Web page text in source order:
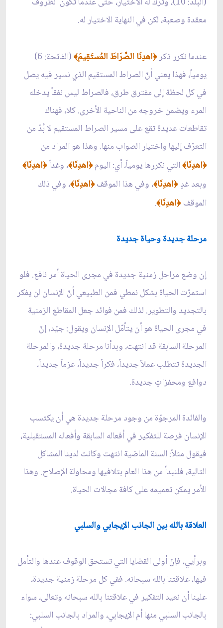
معقدة وصعبة، لكن في النهاية الاختيار له.
عندما نكرر ذكر ﴿اهدِنَا الصِّرَاطَ المُستَقِيمَ﴾
(الفاتحة: 6)
يومياً، فهذا يعني أنّ الصراط المستقيم الذي نسير فيه يصل
في كل لحظة إلى مفترق طرق، فالصراط ليس نفقاً يدخله
المرء ويضمن خروجه من الناحية الأخرى. كلا، فهناك
تقاطعات عديدة تقع على مسير الصراط المستقيم لا بُدّ من
التعرّف إليها واختيار الصواب منها. وهذا هو المراد من
﴿اهدِنَا﴾التي نكررها يومياً، أي: اليوم﴿اهدِنَا﴾، وغداً ﴿اهدِنَا﴾
وبعد غدٍ ﴿اهدِنَا﴾، وفي هذا الموقف﴿اهدِنَا﴾، وفي ذلك
الموقف ﴿اهدِنَا﴾.
مرحلة جديدة وحياة جديدة
إن وضع مراحل زمنية جديدة في مجرى الحياة أمر نافع. فلو
استمرّت الحياة بشكل نمطي فمن الطبيعي أنّ الإنسان لن يفكر
بالتجديد والتطوير. لذلك فمن فوائد جعل المقاطع الزمنية
في مجرى الحياة هو أن يتأمّل الإنسان ويقول: جيّد، إنّ
المرحلة السابقة قد انتهت، وبدأنا مرحلة جديدة، والمرحلة
الجديدة تتطلب عملاً جديداً، فكراً جديداً، عزماً جديداً،
دوافع ومحفزاتٍ جديدة.
والفائدة المرجوّة من وجود مرحلة جديدة هي أن يكتسب
الإنسان فرصة للتفكير في أفعاله السابقة وأفعاله المستقبلية،
فيقول مثلاً: السنة الماضية انتهت وكانت لدينا المشاكل
التالية، فلنبدأ من هذا العام بتلافيها ومحاولة الإصلاح. وهذا
الأمر يمكن تعميمه على كافة مجالات الحياة.
العلاقة بالله بين الجانب الإيجابي والسلبي
وبرأيي، فإنّ أولى القضايا التي تستحق الوقوف عندها والتأمل
فيها، علاقتنا بالله سبحانه. ففي كل مرحلة زمنية جديدة،
علينا أن نعيد التفكير في علاقتنا بالله سبحانه وتعالى، سواء
بالجانب السلبي منها أم الإيجابي، والمراد بالجانب السلبي: